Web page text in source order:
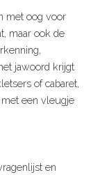
met oog voor
maar ook de
jawoord krijgt
of cabaret,
een vleugje
en